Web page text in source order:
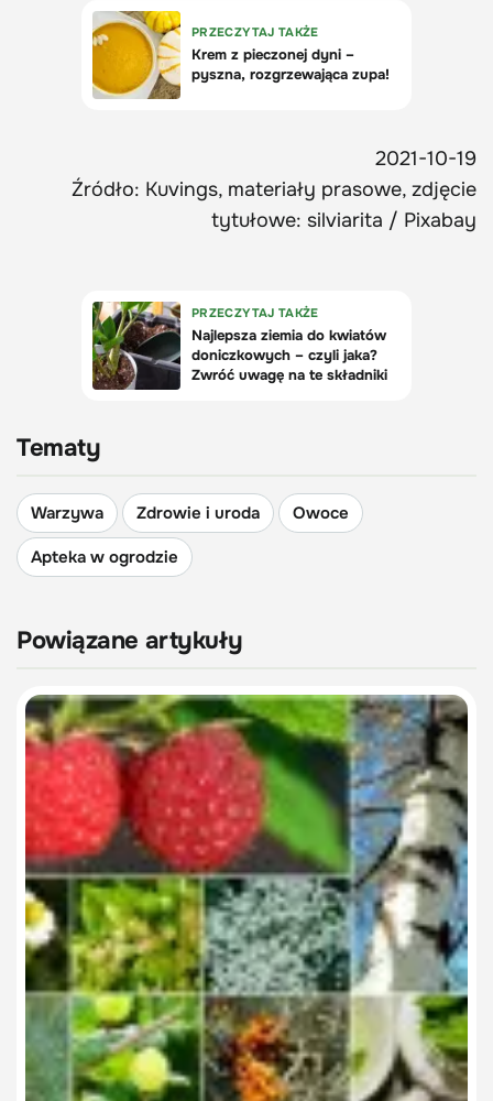
2021-10-19
Źródło: Kuvings, materiały prasowe, zdjęcie
tytułowe: silviarita / Pixabay
Tematy
Warzywa Zdrowie i uroda
Owoce
Apteka w ogrodzie
Powiązane artykuły